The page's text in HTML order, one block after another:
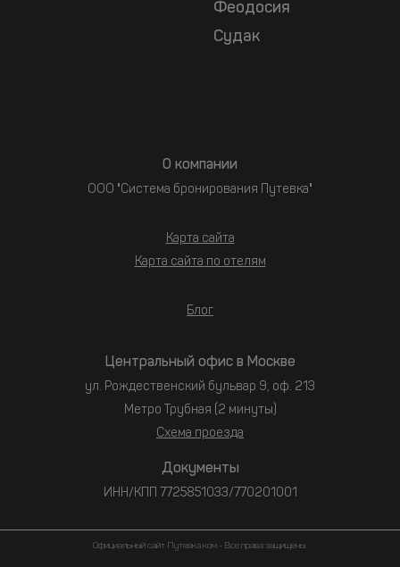
Феодосия
Судак
О компании
ООО "Система бронирования Путевка"
Карта сайта
Карта сайта по отелям
Блог
Документы
ИНН/КПП 7725851033/770201001
Центральный офис в Москве
ул. Рождественский бульвар 9, оф. 213
Метро Трубная (2 минуты)
Схема проезда
Официальный сайт Путевка.ком - Все права защищены.